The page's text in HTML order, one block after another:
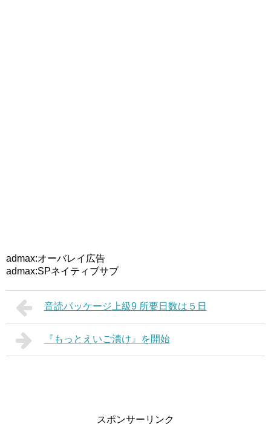
admax:オーバレイ広告
admax:SPネイティブサブ
音読パッケージ上級9 所要日数は５日
『もっとえいご漬け』を開始
スポンサーリンク